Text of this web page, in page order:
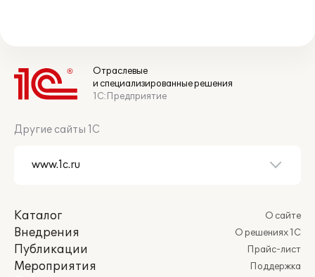
Отраслевые
и специализированные решения
1С:Предприятие
Другие сайты 1С
Каталог
Внедрения
Публикации
Мероприятия
О сайте
О решениях 1С
Прайс-лист
Поддержка